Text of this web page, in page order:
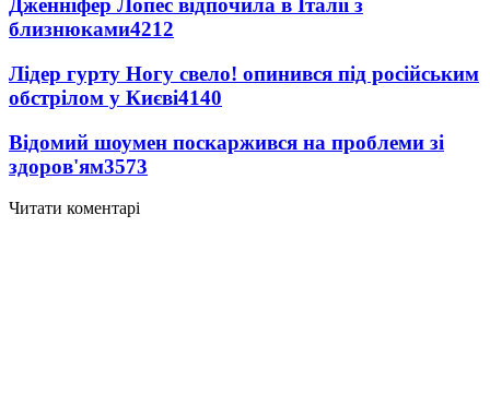
Дженніфер Лопес відпочила в Італії з
близнюками4212
Лідер гурту Ногу свело! опинився під російським
обстрілом у Києві4140
Відомий шоумен поскаржився на проблеми зі
здоров'ям3573
Читати коментарі